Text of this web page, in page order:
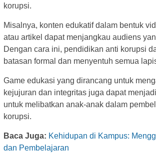
korupsi.
Misalnya, konten edukatif dalam bentuk
atau artikel dapat menjangkau audiens
Dengan cara ini, pendidikan anti korupsi
batasan formal dan menyentuh semua
Game edukasi yang dirancang untuk
kejujuran dan integritas juga dapat
untuk melibatkan anak-anak dalam
korupsi.
Baca Juga: Kehidupan di Kampus:
dan Pembelajaran